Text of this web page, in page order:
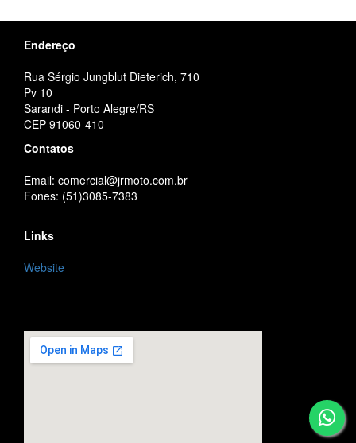
Endereço
Rua Sérgio Jungblut Dieterich, 710
Pv 10
Sarandi - Porto Alegre/RS
CEP 91060-410
Contatos
Email: comercial@jrmoto.com.br
Fones: (51)3085-7383
Links
Website